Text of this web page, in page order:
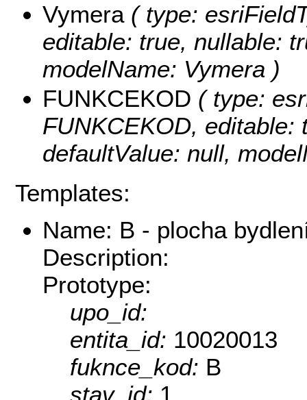
Vymera( type:
editable: true, nullable:
modelName: Vymera )
FUNKCEKOD ( type:
FUNKCEKOD, editable:
defaultValue: null,
Templates:
Name: B - plocha
Description:
Prototype:
upo_id:
entita_id: 10020013
fuknce_kod: B
stav_id: 1